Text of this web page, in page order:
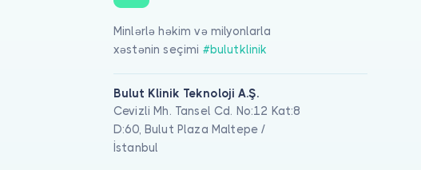
Minlərlə həkim və milyonlarla
xəstənin seçimi #bulutklinik
Bulut Klinik Teknoloji A.Ş.
Cevizli Mh. Tansel Cd. No:12 Kat:8
D:60, Bulut Plaza Maltepe /
İstanbul